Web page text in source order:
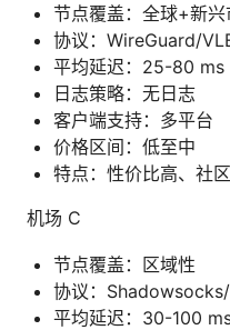
节点覆盖：全球+新兴
协议：WireGuard/
平均延迟：25-80 ms
日志策略：无日志
客户端支持：多平台
价格区间：低至中
特点：性价比高、社
机场 C
节点覆盖：区域性
协议：
平均延迟：30-100